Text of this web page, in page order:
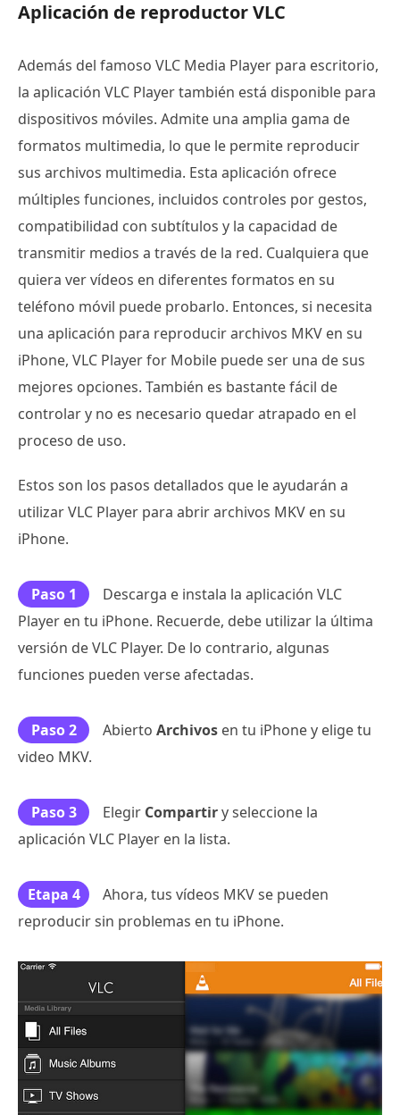
Aplicación de reproductor VLC
Además del famoso VLC Media Player para escritorio,
la aplicación VLC Player también está disponible para
dispositivos móviles. Admite una amplia gama de
formatos multimedia, lo que le permite reproducir
sus archivos multimedia. Esta aplicación ofrece
múltiples funciones, incluidos controles por gestos,
compatibilidad con subtítulos y la capacidad de
transmitir medios a través de la red. Cualquiera que
quiera ver vídeos en diferentes formatos en su
teléfono móvil puede probarlo. Entonces, si necesita
una aplicación para reproducir archivos MKV en su
iPhone, VLC Player for Mobile puede ser una de sus
mejores opciones. También es bastante fácil de
controlar y no es necesario quedar atrapado en el
proceso de uso.
Estos son los pasos detallados que le ayudarán a
utilizar VLC Player para abrir archivos MKV en su
iPhone.
Paso 1
Descarga e instala la aplicación VLC
Player en tu iPhone. Recuerde, debe utilizar la última
versión de VLC Player. De lo contrario, algunas
funciones pueden verse afectadas.
Paso 2 Abierto Archivos en tu iPhone y elige tu
video MKV.
Paso 3 Elegir Compartiry seleccione la
aplicación VLC Player en la lista.
Etapa 4
Ahora, tus vídeos MKV se pueden
reproducir sin problemas en tu iPhone.